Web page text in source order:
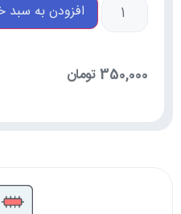
افزودن به سبد
350,000تومان